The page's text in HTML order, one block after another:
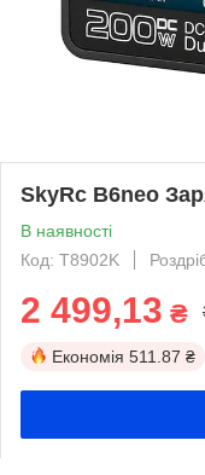
SkyRc B6neo
В наявності
Код: T8902K
2 499,13 ₴
Економія 511.87 ₴